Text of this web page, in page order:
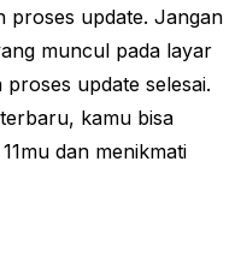
proses update. Jangan
muncul pada layar
update selesai.
kamu bisa
dan menikmati